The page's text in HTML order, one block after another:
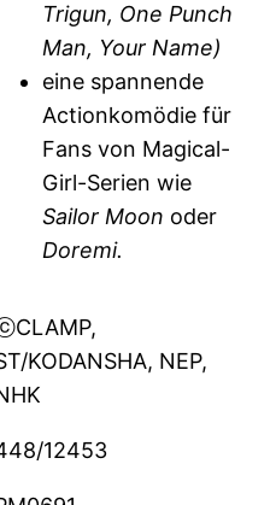
Trigun, One Punch
Man, Your Name)
eine spannende
Actionkomödie für
Fans von Magical-
Girl-Serien wie
Sailor Moon oder
Doremi.
KODANSHA, NEP,
12453